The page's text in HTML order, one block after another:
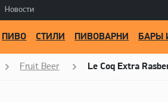
Новости
ПИВО СТИЛИ ПИВОВАРНИ БАРЫ
Fruit Beer Le Coq Extra